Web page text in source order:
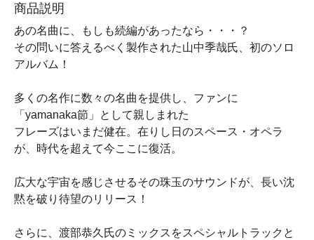
商品説明
あの名曲に、もしも続編があったなら・・・？
その問いに答えるべく製作された山中季哉氏、初のソロ
アルバム！
多くの名作に数々の名曲を提供し、ファンに
「yamanaka節」として親しまれた
フレーズはいまだ健在。在りし日のスペース・オペラ
が、時代を超えて今ここに復活。
広大な宇宙を感じさせるその珠玉のサウンドが、長い沈
黙を破り待望のリリース！
さらに、渡部恭久氏のミックスをスペシャルトラックと